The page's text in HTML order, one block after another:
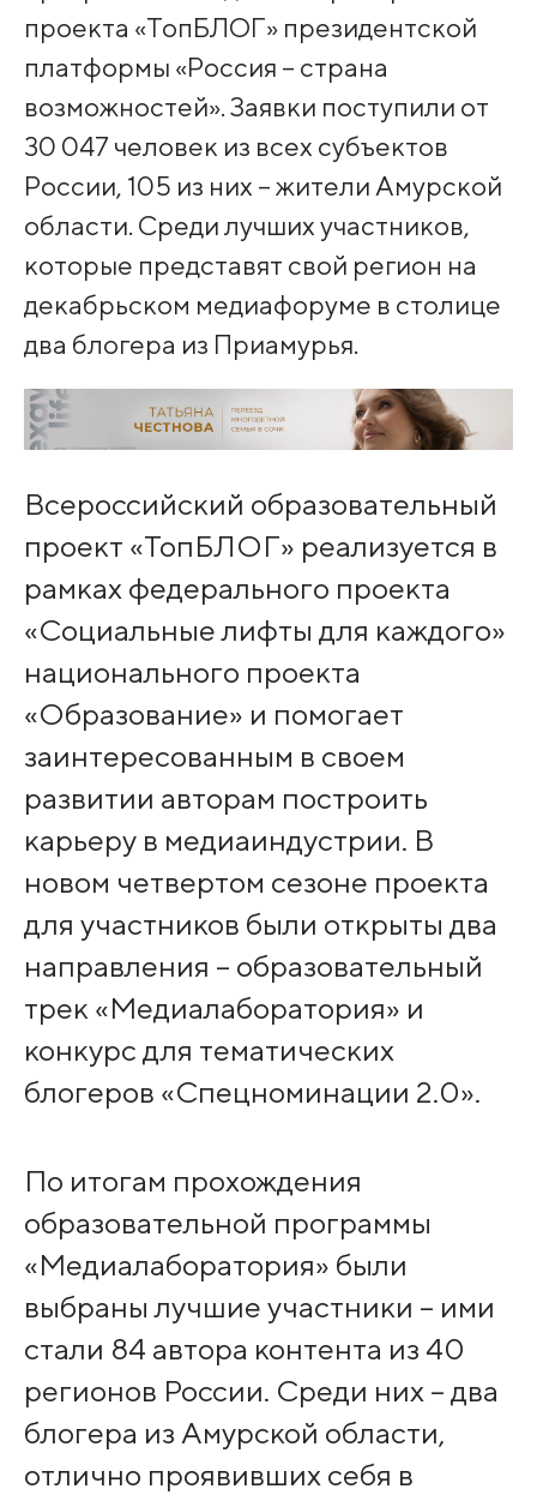
проекта «ТопБЛОГ» президентской
платформы «Россия – страна
возможностей». Заявки поступили от
30 047 человек из всех субъектов
России, 105 из них – жители Амурской
области. Среди лучших участников,
которые представят свой регион на
декабрьском медиафоруме в столице
два блогера из Приамурья.
Всероссийский образовательный
проект «ТопБЛОГ» реализуется в
рамках федерального проекта
«Социальные лифты для каждого»
национального проекта
«Образование» и помогает
заинтересованным в своем
развитии авторам построить
карьеру в медиаиндустрии. В
новом четвертом сезоне проекта
для участников были открыты два
направления – образовательный
трек «Медиалаборатория» и
конкурс для тематических
блогеров «Спецноминации 2.0».
По итогам прохождения
образовательной программы
«Медиалаборатория» были
выбраны лучшие участники – ими
стали 84 автора контента из 40
регионов России. Среди них – два
блогера из Амурской области,
отлично проявивших себя в